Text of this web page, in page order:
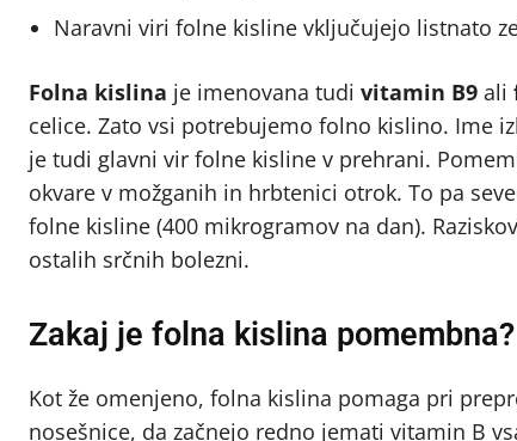
Naravni viri folne kisline vključujejo listnato
Folna kislina je imenovana tudi vitamin B9 ali
celice. Zato vsi potrebujemo folno kislino. Ime
je tudi glavni vir folne kisline v prehrani.
okvare v možganih in hrbtenici otrok. To pa
folne kisline (400 mikrogramov na dan).
ostalih srčnih bolezni.
Zakaj je folna kislina pomembna?
Kot že omenjeno, folna kislina pomaga pri
nosešnice, da začnejo redno jemati vitamin B